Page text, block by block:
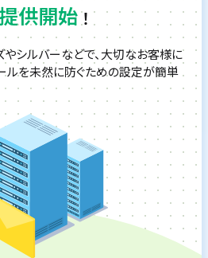
供開始！
シルバーなどで、 大切なお客様に
ルを未然に防ぐための設定が簡単